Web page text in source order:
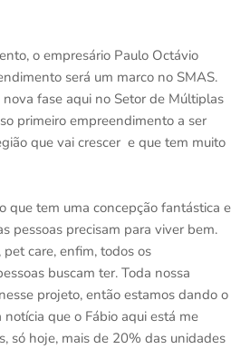
o empresário Paulo Octávio
será um marco no SMAS.
fase aqui no Setor de Múltiplas
primeiro empreendimento a ser
que vai crescer e que tem muito
que tem uma concepção fantástica e
pessoas precisam para viver bem.
care, enfim, todos os
buscam ter. Toda nossa
projeto, então estamos dando o
que o Fábio aqui está me
só hoje, mais de 20% das unidades